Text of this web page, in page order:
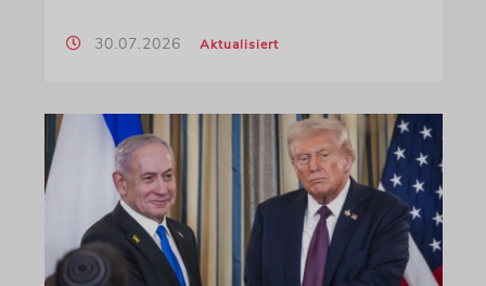
30.07.2026 Aktualisiert